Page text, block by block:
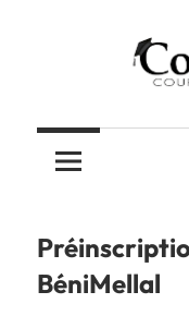
COURS
FSJES
vos
cours
ENCG
BéniMellal